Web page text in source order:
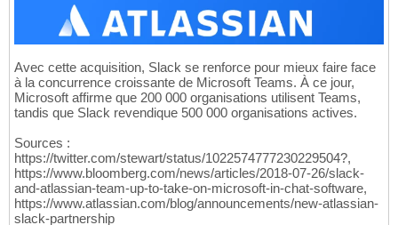
Avec cette acquisition, Slack se renforce pour mieux faire face
à la concurrence croissante de Microsoft Teams. À ce jour,
Microsoft affirme que 200 000 organisations utilisent Teams,
tandis que Slack revendique 500 000 organisations actives.
Sources :
https://twitter.com/stewart/status/1022574777230229504?,
https://www.bloomberg.com/news/articles/2018-07-26/slack-
and-atlassian-team-up-to-take-on-microsoft-in-chat-software,
https://www.atlassian.com/blog/announcements/new-atlassian-
slack-partnership